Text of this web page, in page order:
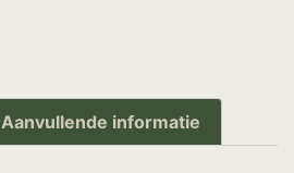
Aanvullende informatie